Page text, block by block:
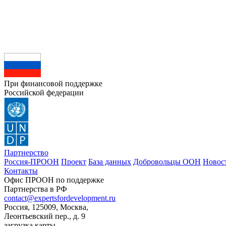
При финансовой поддержке
Российской федерации
Партнерство
Россия-ПРООН Проект База данных Добровольцы ООН
Контакты
Офис ПРООН по поддержке
Партнерства в РФ
contact@expertsfordevelopment.ru
Россия, 125009, Москва,
Леонтьевский пер., д. 9